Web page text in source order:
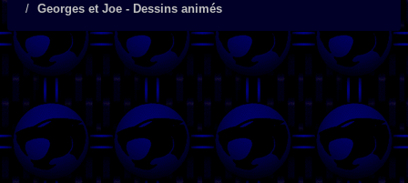
Georges et Joe - Dessins animés